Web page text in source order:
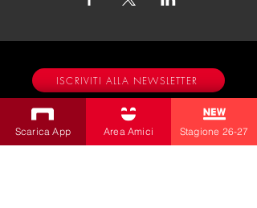
ISCRIVITI ALLA NEWSLETTER
Produzioni
Scarica App Area Amici Stagione 26-27